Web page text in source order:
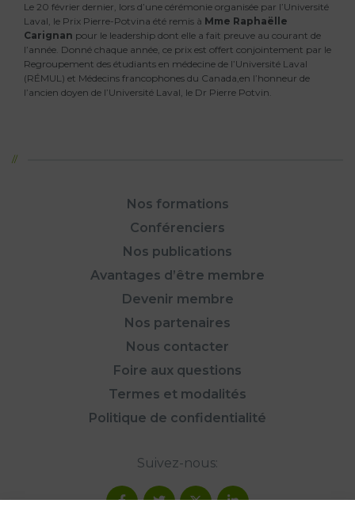
Le 20 février dernier, lors d’une cérémonie organisée par l’Université
Laval, le Prix Pierre-Potvina été remis à Mme Raphaëlle
Carignan pour le leadership dont elle a fait preuve au courant de
l’année. Donné chaque année, ce prix est offert conjointement par le
Regroupement des étudiants en médecine de l’Université Laval
(RÉMUL) et Médecins francophones du Canada,en l’honneur de
l’ancien doyen de l’Université Laval, le Dr Pierre Potvin.
Nos formations
Conférenciers
Nos publications
Avantages d’être membre
Devenir membre
Nos partenaires
Nous contacter
Foire aux questions
Termes et modalités
Politique de confidentialité
Suivez-nous: